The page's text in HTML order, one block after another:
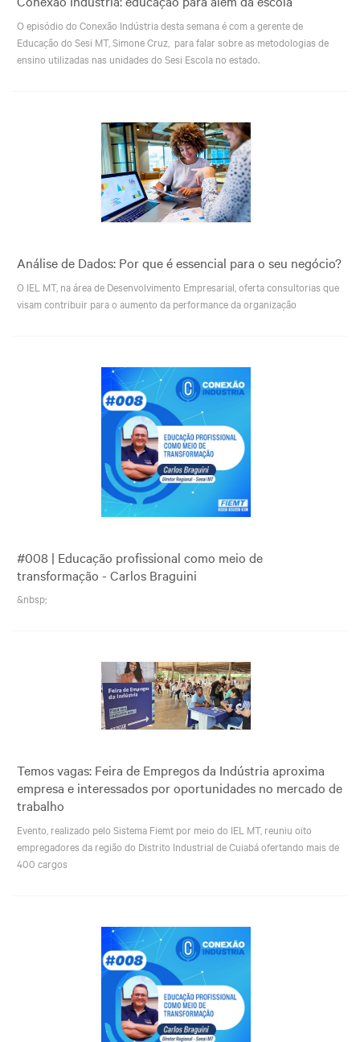
O episódio do Conexão Indústria desta semana é com a gerente de
Educação do Sesi MT, Simone Cruz, para falar sobre as metodologias de
ensino utilizadas nas unidades do Sesi Escola no estado.
Análise de Dados: Por que é essencial para o seu negócio?
O IEL MT, na área de Desenvolvimento Empresarial, oferta consultorias que
visam contribuir para o aumento da performance da organização
#008 | Educação profissional como meio de
transformação - Carlos Braguini
&nbsp;
Temos vagas: Feira de Empregos da Indústria aproxima
empresa e interessados por oportunidades no mercado de
trabalho
Evento, realizado pelo Sistema Fiemt por meio do IEL MT, reuniu oito
empregadores da região do Distrito Industrial de Cuiabá ofertando mais de
400 cargos